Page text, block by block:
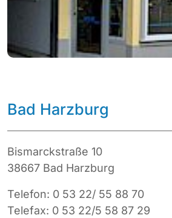
Bad Harzburg
Bismarckstraße 10
38667 Bad Harzburg
Telefon: 0 53 22/ 55 88 70
Telefax: 0 53 22/5 58 87 29